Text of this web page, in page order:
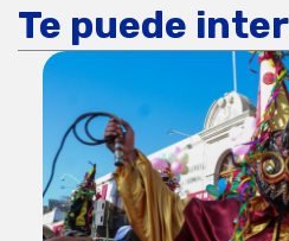
Te puede